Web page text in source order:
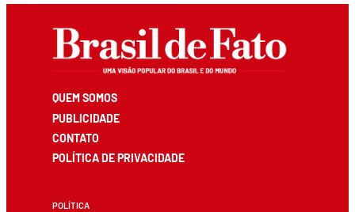
QUEM SOMOS
PUBLICIDADE
CONTATO
POLÍTICA DE PRIVACIDADE
POLÍTICA